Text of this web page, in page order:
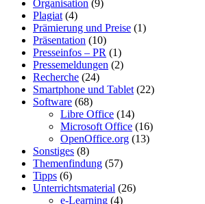
Organisation (9)
Plagiat (4)
Prämierung und Preise (1)
Präsentation (10)
Presseinfos – PR (1)
Pressemeldungen (2)
Recherche (24)
Smartphone und Tablet (22)
Software (68)
Libre Office (14)
Microsoft Office (16)
OpenOffice.org (13)
Sonstiges (8)
Themenfindung (57)
Tipps (6)
Unterrichtsmaterial (26)
e-Learning (4)